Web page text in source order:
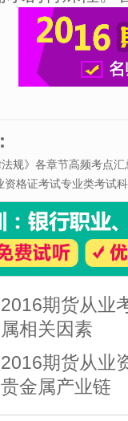
规》各章节高频考点汇
格证考试专业类考试科目
2016期货从业
属相关因素
2016期货从业
贵金属产业链